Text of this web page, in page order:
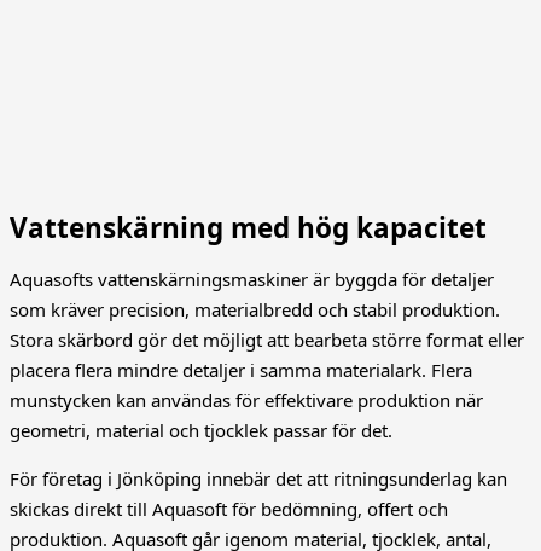
Vattenskärning med hög kapacitet
Aquasofts vattenskärningsmaskiner är byggda för detaljer
som kräver precision, materialbredd och stabil produktion.
Stora skärbord gör det möjligt att bearbeta större format eller
placera flera mindre detaljer i samma materialark. Flera
munstycken kan användas för effektivare produktion när
geometri, material och tjocklek passar för det.
För företag i Jönköping innebär det att ritningsunderlag kan
skickas direkt till Aquasoft för bedömning, offert och
produktion. Aquasoft går igenom material, tjocklek, antal,